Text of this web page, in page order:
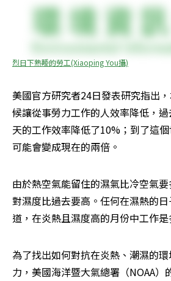
烈日下熟睡的勞工(Xiaoping You攝)
美國官方研究者24日發表研究指出
候讓從事勞力工作的人效率降低，
天的工作效率降低了10%；到了這
可能會變成現在的兩倍。
由於熱空氣能留住的濕氣比冷空氣
對濕度比過去要高。任何在濕熱的
道，在炎熱且濕度高的月份中工作
為了找出如何對抗在炎熱、潮濕的
力，美國海洋暨大氣總署（NOAA）